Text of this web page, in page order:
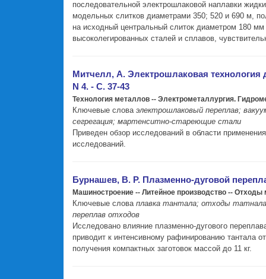
последовательной электрошлаковой наплавки
модельных слитков диаметрами 350; 520 и 690 м,
на исходный центральный слиток диаметром 180
высоколегированных сталей и сплавов,
Митчелл, А. Электрошлаковая технология
N 4. - С. 37-43
Технология металлов -- Электрометаллургия.
Ключевые словаэлектрошлаковый переплав;
сегрегация; мартенситно-стареющие стали
Приведен обзор исследований в области
исследований.
Бурнашев, В. Р. Плазменно-дуговой
Машиностроение -- Литейное производство --
Ключевые словаплавка тантала; отходы татнала;
переплав отходов
Исследовано влияние плазменно-дугового
приводит к интенсивному рафинированию тантала
получения компактных заготовок массой до 11 кг.